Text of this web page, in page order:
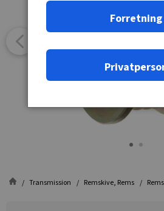
Transmission Remskive, Rems
Forretning